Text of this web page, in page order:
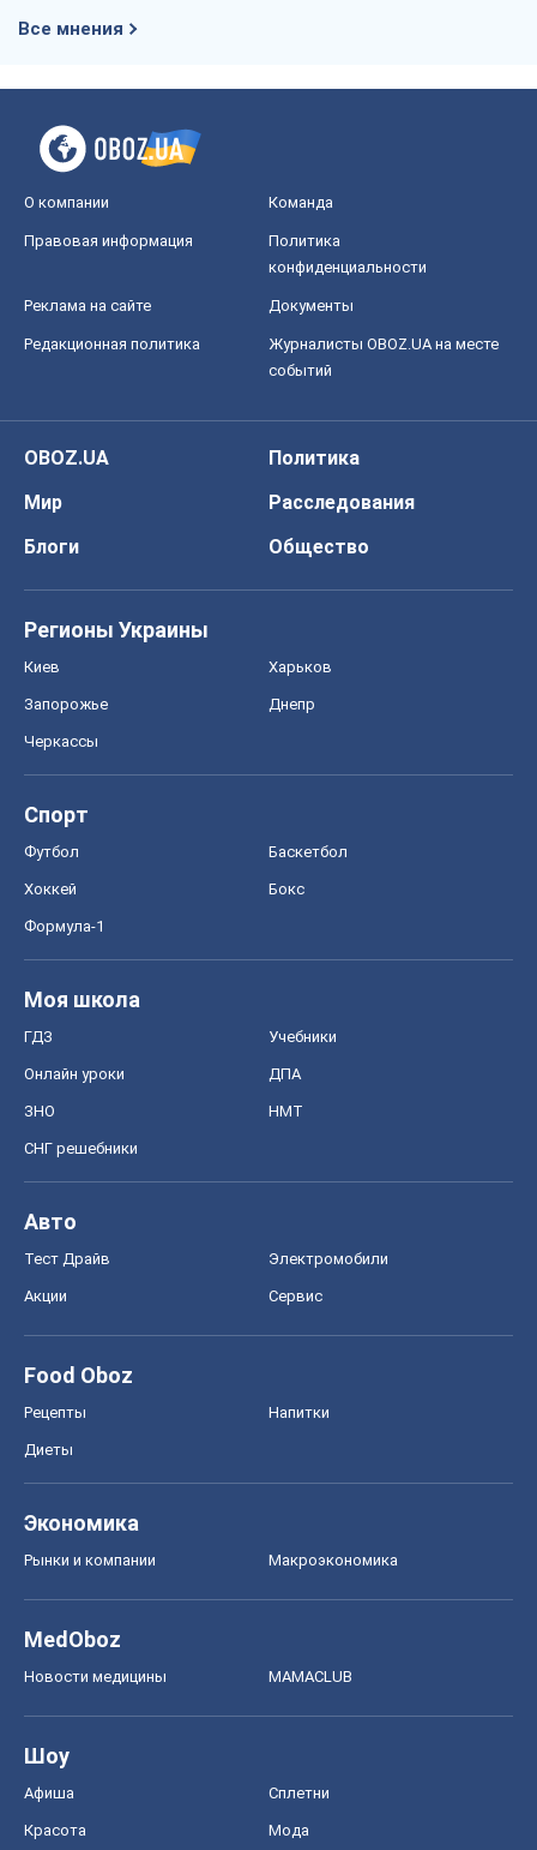
Все мнения
О компании Команда
Правовая информация
Политика
конфиденциальности
Реклама на сайте Документы
Редакционная политика
Журналисты OBOZ.UA на месте
событий
OBOZ.UA
Политика
Мир
Расследования
Блоги
Общество
Регионы Украины
Киев Харьков
Запорожье Днепр
Черкассы
Спорт
Футбол Баскетбол
Хоккей Бокс
Формула-1
Моя школа
ГДЗ Учебники
Онлайн уроки ДПА
ЗНО НМТ
СНГ решебники
Авто
Тест Драйв Электромобили
Акции Сервис
Food Oboz
Рецепты Напитки
Диеты
Экономика
Рынки и компании Mакроэкономика
MedOboz
Новости медицины MAMACLUB
Шоу
Афиша Сплетни
Красота Мода